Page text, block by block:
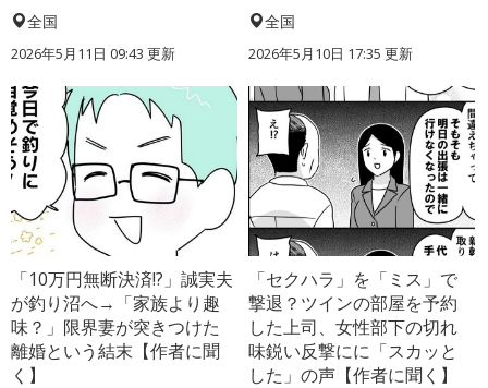
全国
2026年5月11日 09:43 更新
全国
2026年5月10日 17:35 更新
「10万円無断決済!?」誠実夫
が釣り沼へ→「家族より趣
味？」限界妻が突きつけた
離婚という結末【作者に聞
く】
「セクハラ」を「ミス」で
撃退？ツインの部屋を予約
した上司、女性部下の切れ
味鋭い反撃にに「スカッと
した」の声【作者に聞く】